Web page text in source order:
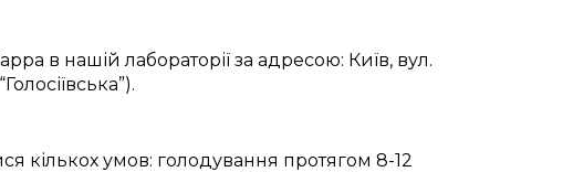
в нашій лабораторії за адресою: Київ, вул.
кількох умов: голодування протягом 8-12